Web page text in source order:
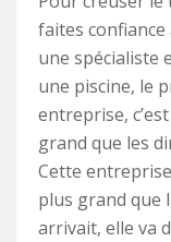
faites confiance
une spécialiste
une piscine, le
entreprise,
grand que les
Cette
plus grand que
arrivait, elle va